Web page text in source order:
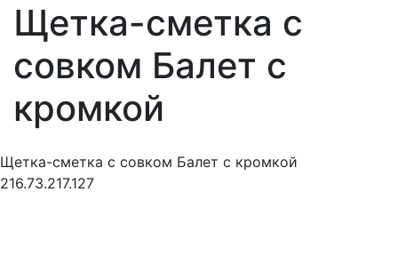
Щетка-сметка с
совком Балет с
кромкой
Щетка-сметка с совком Балет с кромкой
216.73.217.127